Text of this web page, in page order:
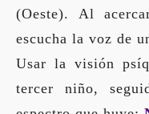
(Oeste). Al
escucha la voz de
Usar la visión
tercer niño,